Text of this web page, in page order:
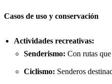
Casos de uso y conservación
Actividades recreativas:
Senderismo: Con rutas
Ciclismo: Senderos